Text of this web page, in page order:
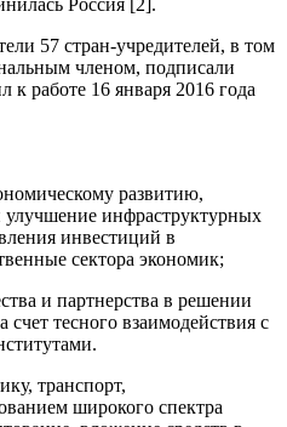
Россия [2].
57 стран-учредителей, в том
членом, подписали
работе 16 января 2016 года
развитию,
инфраструктурных
инвестиций в
сектора экономик;
и партнерства в решении
счет тесного взаимодействия с
транспорт,
широкого спектра